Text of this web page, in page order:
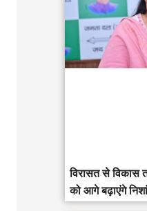
विरासत से विकास
को आगे बढ़ाएंगे